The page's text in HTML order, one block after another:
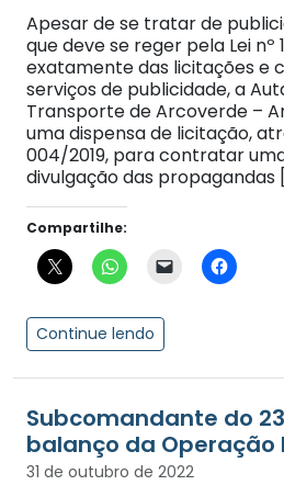
Apesar de se tratar de
que deve se reger pela Lei nº
exatamente das licitações e
serviços de publicidade, a
Transporte de Arcoverde –
uma dispensa de licitação,
004/2019, para contratar
divulgação das propagandas
Compartilhe:
Continue lendo
Subcomandante do
balanço da Operação
31 de outubro de 2022